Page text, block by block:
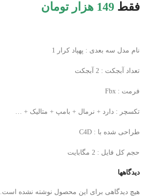
فقط 149 هزار تومان
نام مدل سه بعدی : پهپاد کرار 1
تعداد آبجکت : 2 آبجکت
فرمت : Fbx
تکسچر : دارد + نرمال + بامپ + متالیک + …
طراحی شده با : C4D
حجم کل فایل : 2 مگابایت
دیدگاهها
هیچ دیدگاهی برای این محصول نوشته نشده است.